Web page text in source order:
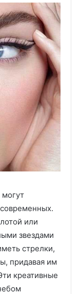
современных.
или
звездами
стрелки,
придавая им
креативные